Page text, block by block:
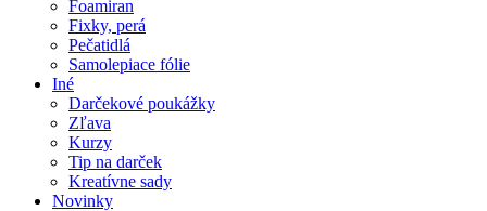
Foamiran
Fixky, perá
Pečatidlá
Samolepiace fólie
Iné
Darčekové poukážky
Zľava
Kurzy
Tip na darček
Kreatívne sady
Novinky